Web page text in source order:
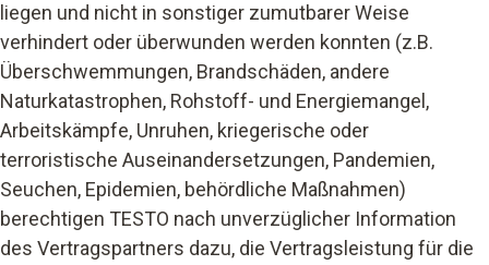
liegen und nicht in sonstiger zumutbarer Weise
verhindert oder überwunden werden konnten (z.B.
Überschwemmungen, Brandschäden, andere
Naturkatastrophen, Rohstoff- und Energiemangel,
Arbeitskämpfe, Unruhen, kriegerische oder
terroristische Auseinandersetzungen, Pandemien,
Seuchen, Epidemien, behördliche Maßnahmen)
berechtigen TESTO nach unverzüglicher Information
des Vertragspartners dazu, die Vertragsleistung für die